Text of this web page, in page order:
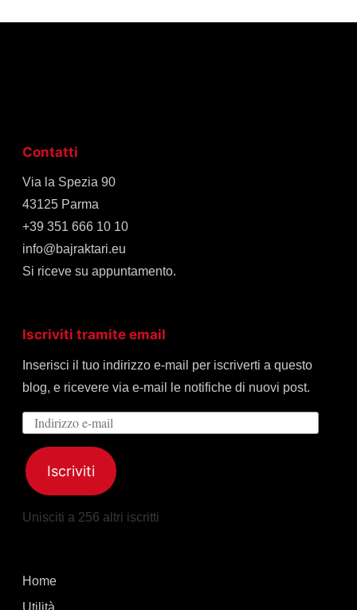
Contatti
Via la Spezia 90
43125 Parma
+39 351 666 10 10
info@bajraktari.eu
Si riceve su appuntamento.
Iscriviti tramite email
Inserisci il tuo indirizzo e-mail per iscriverti a questo
blog, e ricevere via e-mail le notifiche di nuovi post.
Indirizzo
mail
Iscriviti
Unisciti a 256 altri iscritti
Home